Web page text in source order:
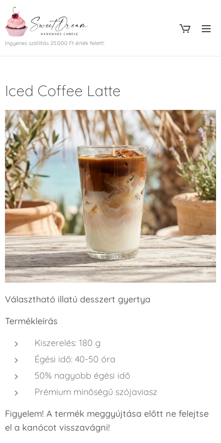
Ingyenes szállítás 25.000 Ft érték felett!
Iced Coffee Latte
Választható illatú desszert gyertya
Termékleírás
Kiszerelés: 180 g
Égési idő: 40-50 óra
50% nagyobb égési idő
Prémium minőségű szójaviasz
Figyelem! A termék meggyújtása előtt ne felejtse
el a kanócot visszavágni!